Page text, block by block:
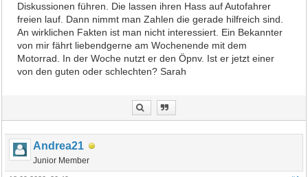
Diskussionen führen. Die lassen ihren Hass auf Autofahrer
freien lauf. Dann nimmt man Zahlen die gerade hilfreich sind.
An wirklichen Fakten ist man nicht interessiert. Ein Bekannter
von mir fährt liebendgerne am Wochenende mit dem
Motorrad. In der Woche nutzt er den Öpnv. Ist er jetzt einer
von den guten oder schlechten? Sarah
Andrea21
Junior Member